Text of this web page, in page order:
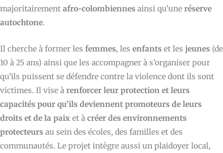
majoritairement afro-colombiennes ainsi qu’une réserve
autochtone.
Il cherche à former les femmes, les enfants et les jeunes (de
10 à 25 ans) ainsi que les accompagner à s’organiser pour
qu’ils puissent se défendre contre la violence dont ils sont
victimes. Il vise à renforcer leur protection et leurs
capacités pour qu’ils deviennent promoteurs de leurs
droits et de la paix et à créer des environnements
protecteurs au sein des écoles, des familles et des
communautés. Le projet intègre aussi un plaidoyer local,